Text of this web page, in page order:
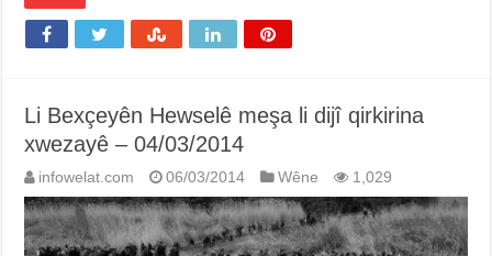
Li Bexçeyên Hewselê meşa li dijî qirkirina
xwezayê – 04/03/2014
infowelat.com 06/03/2014 Wêne 1,029